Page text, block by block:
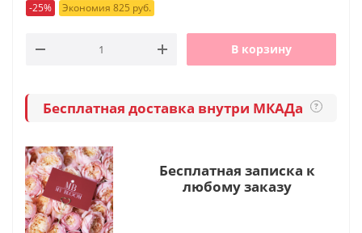
-25% Экономия 825 руб.
В корзину
Бесплатная доставка внутри МКАДа ?
Бесплатная записка к
любому заказу